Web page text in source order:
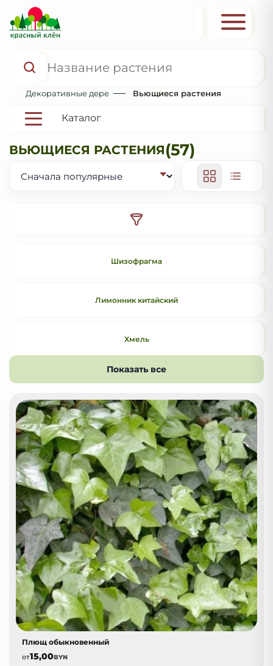
Декоративные деревья и кустарникиВьющиеся растения
Каталог
ВЬЮЩИЕСЯ РАСТЕНИЯ(57)
Шизофрагма
Лимонник китайский
Хмель
Показать все
Плющ обыкновенный
от15,00BYN